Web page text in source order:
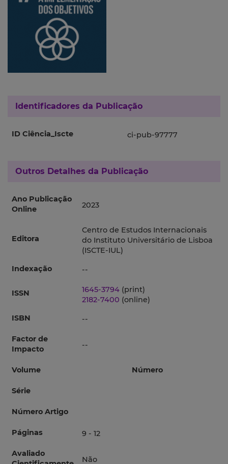
Identificadores da Publicação
ID Ciência_Iscte ci-pub-97777
Outros Detalhes da Publicação
Ano Publicação
Online
2023
Editora
Centro de Estudos Internacionais
do Instituto Universitário de Lisboa
(ISCTE-IUL)
Indexação
--
ISSN 1645-3794 (print)
2182-7400 (online)
ISBN
--
Factor de
Impacto
--
Volume Número
Série
Número Artigo
Páginas 9 - 12
Avaliado
Não